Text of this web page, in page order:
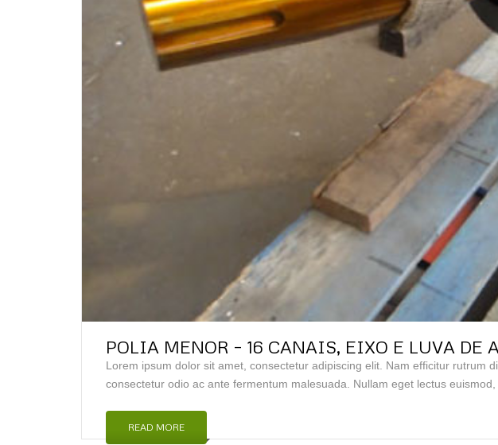
POLIA MENOR – 16 CANAIS, EIXO E LUVA DE
Lorem ipsum dolor sit amet, consectetur adipiscing elit. Nam efficitur rutrum
consectetur odio ac ante fermentum malesuada. Nullam eget lectus
READ MORE